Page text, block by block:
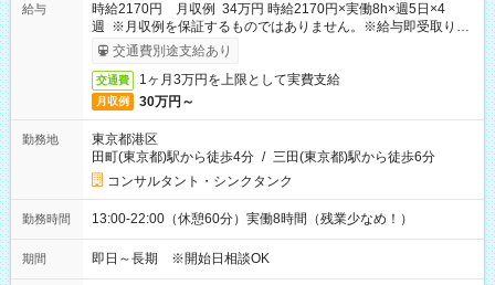
給与
時給2170円 月収例 34万円 時給2170円×実働8h×週5日×4
週 ※月収例を保証するものではありません。※給与即受取りサ
ービス利用可（利用条件有）
交通費別途支給あり
交通費 1ヶ月3万円を上限として実費支給
月収例 30万円～
勤務地
東京都港区
田町(東京都)駅から徒歩4分 / 三田(東京都)駅から徒歩6分
コンサルタント・シンクタンク
勤務時間 13:00-22:00（休憩60分）実働8時間（残業少なめ！）
期間 即日～長期 ※開始日相談OK